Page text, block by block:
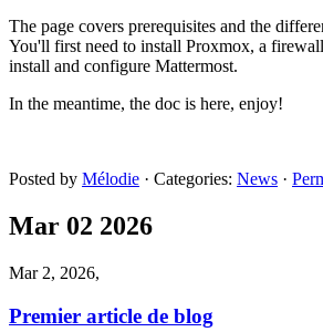
The page covers prerequisites and the
You'll first need to install Proxmox, a
install and configure Mattermost.
In the meantime, the doc is here, enjoy!
Posted by Mélodie · Categories: News ·
Mar 02 2026
Mar 2, 2026,
Premier article de blog